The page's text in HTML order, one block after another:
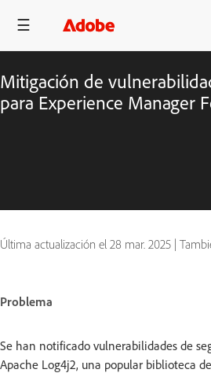
Mitigación de
para Experience Manager
Última actualización el 28 mar. 2025 | También se
Problema
Se han notificado vulnerabilidades de
Apache Log4j2, una popular biblioteca